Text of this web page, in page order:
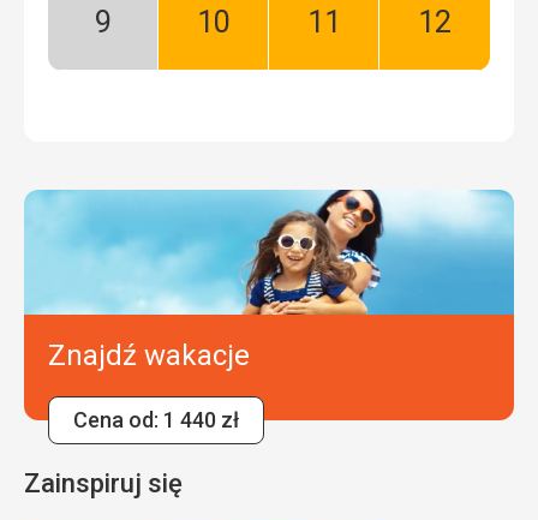
Wrzesień:
Październik:
Listopad:
Grudzień:
Znajdź wakacje
Cena od: 1 440 zł
Zainspiruj się